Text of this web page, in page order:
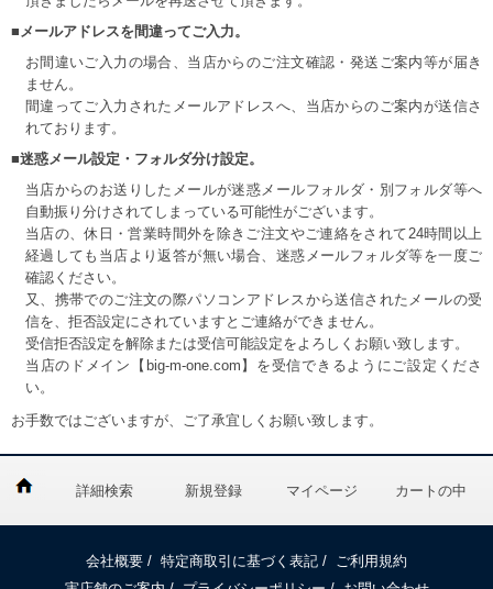
■メールアドレスを間違ってご入力。
お間違いご入力の場合、当店からのご注文確認・発送ご案内等が届き
ません。
間違ってご入力されたメールアドレスへ、当店からのご案内が送信さ
れております。
■迷惑メール設定・フォルダ分け設定。
当店からのお送りしたメールが迷惑メールフォルダ・別フォルダ等へ
自動振り分けされてしまっている可能性がございます。
当店の、休日・営業時間外を除きご注文やご連絡をされて24時間以上
経過しても当店より返答が無い場合、迷惑メールフォルダ等を一度ご
確認ください。
又、携帯でのご注文の際パソコンアドレスから送信されたメールの受
信を、拒否設定にされていますとご連絡ができません。
受信拒否設定を解除または受信可能設定をよろしくお願い致します。
当店のドメイン【big-m-one.com】を受信できるようにご設定くださ
い。
お手数ではございますが、ご了承宜しくお願い致します。
詳細検索 新規登録 マイページ カートの中
会社概要 / 特定商取引に基づく表記 /
ご利用規約